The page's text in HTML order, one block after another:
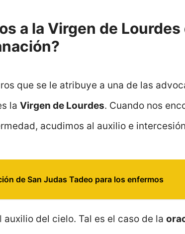
a la Virgen de
que se le atribuye a una de las
la Virgen de Lourdes. Cuando nos
acudimos al auxilio e
de San Judas Tadeo para los enfermos
auxilio del cielo. Tal es el caso de la